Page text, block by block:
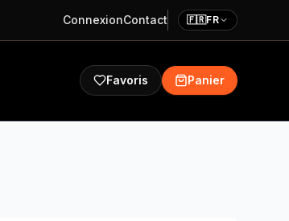
ConnexionContact 🇫🇷FR
Favoris Panier